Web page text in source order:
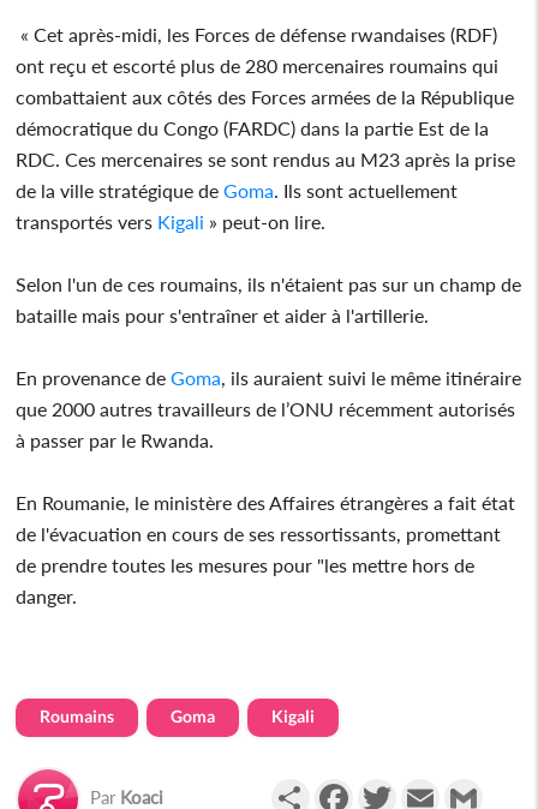
« Cet après-midi, les Forces de défense rwandaises (RDF)
ont reçu et escorté plus de 280 mercenaires roumains qui
combattaient aux côtés des Forces armées de la République
démocratique du Congo (FARDC) dans la partie Est de la
RDC. Ces mercenaires se sont rendus au M23 après la prise
de la ville stratégique deGoma. Ils sont actuellement
transportés vers Kigali » peut-on lire.
Selon l'un de ces roumains, ils n'étaient pas sur un champ de
bataille mais pour s'entraîner et aider à l'artillerie.
En provenance deGoma, ils auraient suivi le même itinéraire
que 2000 autres travailleurs de l’ONU récemment autorisés
à passer par le Rwanda.
En Roumanie, le ministère des Affaires étrangères a fait état
de l'évacuation en cours de ses ressortissants, promettant
de prendre toutes les mesures pour "les mettre hors de
danger.
Roumains Goma Kigali
Par Koaci PartagerFacebookTwitterEmail